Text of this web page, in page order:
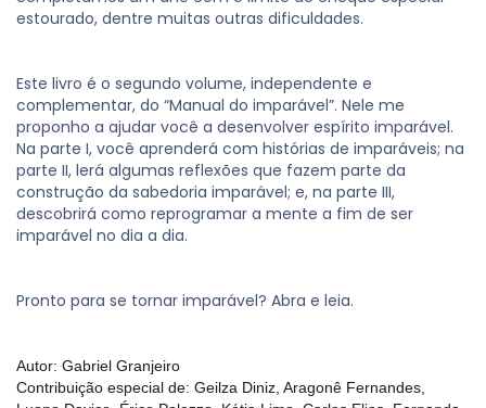
estourado, dentre muitas outras dificuldades.
Este livro é o segundo volume, independente e
complementar, do “Manual do imparável”. Nele me
proponho a ajudar você a desenvolver espírito imparável.
Na parte I, você aprenderá com histórias de imparáveis; na
parte II, lerá algumas reflexões que fazem parte da
construção da sabedoria imparável; e, na parte III,
descobrirá como reprogramar a mente a fim de ser
imparável no dia a dia.
Pronto para se tornar imparável? Abra e leia.
Autor: Gabriel Granjeiro
Contribuição especial de: Geilza Diniz, Aragonê Fernandes,